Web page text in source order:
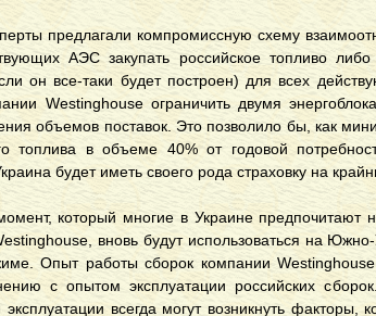
предлагали компромиссную схему
АЭС закупать российское топливо либо
он все-таки будет построен) для всех
Westinghouse ограничить двумя
объемов поставок. Это позволило бы, как
топлива в объеме 40% от годовой
будет иметь своего рода страховку на
который многие в Украине предпочитают
вновь будут использоваться на
Опыт работы сборок компании
с опытом эксплуатации российских
всегда могут возникнуть факторы,